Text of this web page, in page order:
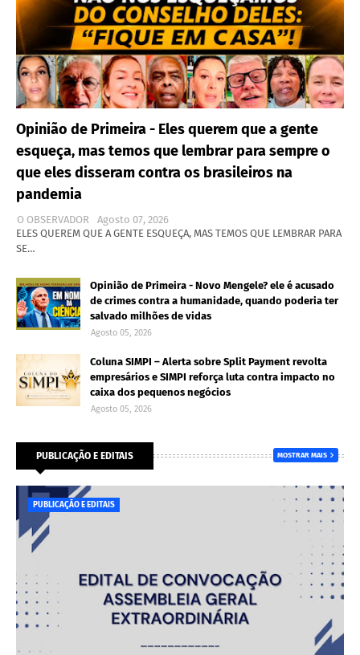
Opinião de Primeira - Eles querem que a gente
esqueça, mas temos que lembrar para sempre o
que eles disseram contra os brasileiros na
pandemia
O OBSERVADOR
Agosto 07, 2026
ELES QUEREM QUE A GENTE ESQUEÇA, MAS TEMOS QUE LEMBRAR PARA
SE…
Opinião de Primeira - Novo Mengele? ele é acusado
de crimes contra a humanidade, quando poderia ter
salvado milhões de vidas
Agosto 05, 2026
Coluna SIMPI – Alerta sobre Split Payment revolta
empresários e SIMPI reforça luta contra impacto no
caixa dos pequenos negócios
Agosto 05, 2026
PUBLICAÇÃO E EDITAIS MOSTRAR MAIS
PUBLICAÇÃO E EDITAIS